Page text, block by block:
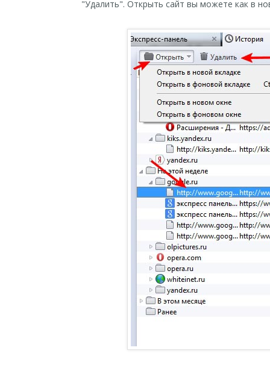
"Удалить". Открыть сайт вы можете как в